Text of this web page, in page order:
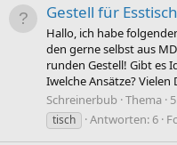
Gestell für
Hallo, ich habe
den gerne selbst aus
runden Gestell! Gibt es
Iwelche Ansätze? Vielen
Schreinerbub Thema
tisch
Antworten: 6